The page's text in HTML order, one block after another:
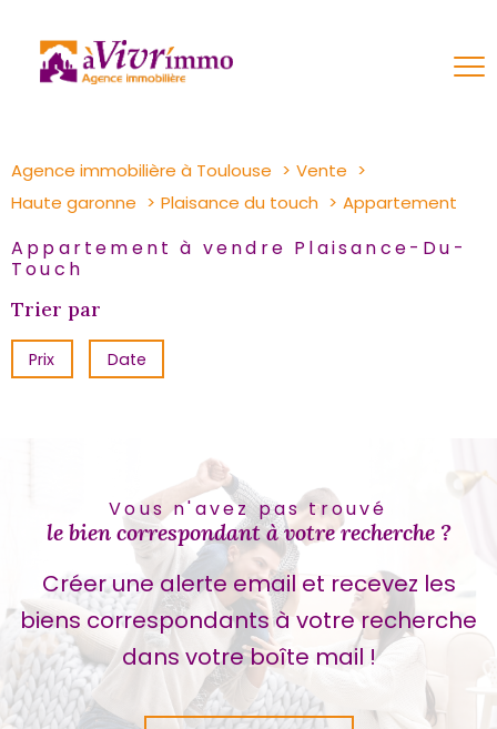
Agence immobilière à Toulouse
Vente
Haute garonne
Plaisance du touch Appartement
Appartement à vendre Plaisance-Du-
Touch
Trier par
Prix Date
Vous n'avez pas trouvé
le bien correspondant à votre recherche ?
Créer une alerte email et recevez les
biens correspondants à votre recherche
dans votre boîte mail !